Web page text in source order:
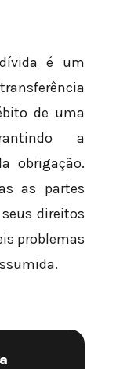
é um
de uma
a
obrigação.
as partes
direitos
problemas